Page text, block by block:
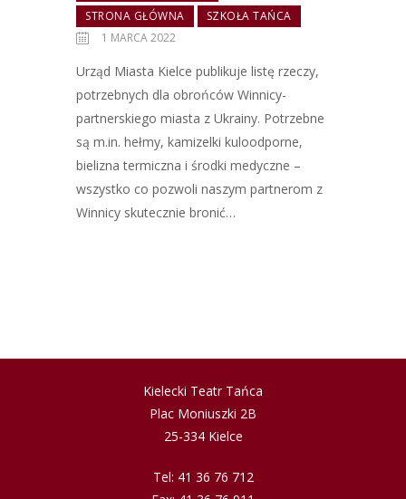
STRONA GŁÓWNA
SZKOŁA TAŃCA
1 MARCA 2022
Urząd Miasta Kielce publikuje listę rzeczy,
potrzebnych dla obrońców Winnicy-
partnerskiego miasta z Ukrainy. Potrzebne
są m.in. hełmy, kamizelki kuloodporne,
bielizna termiczna i środki medyczne –
wszystko co pozwoli naszym partnerom z
Winnicy skutecznie bronić…
Kielecki Teatr Tańca
Plac Moniuszki 2B
25-334 Kielce
Tel: 41 36 76 712